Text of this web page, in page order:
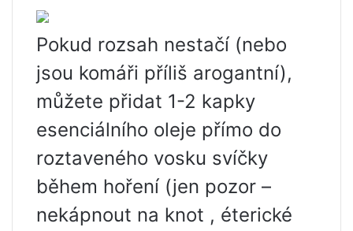
Pokud rozsah nestačí (nebo
jsou komáři příliš arogantní),
můžete přidat 1-2 kapky
esenciálního oleje přímo do
roztaveného vosku svíčky
během hoření (jen pozor –
nekápnout na knot , éterické